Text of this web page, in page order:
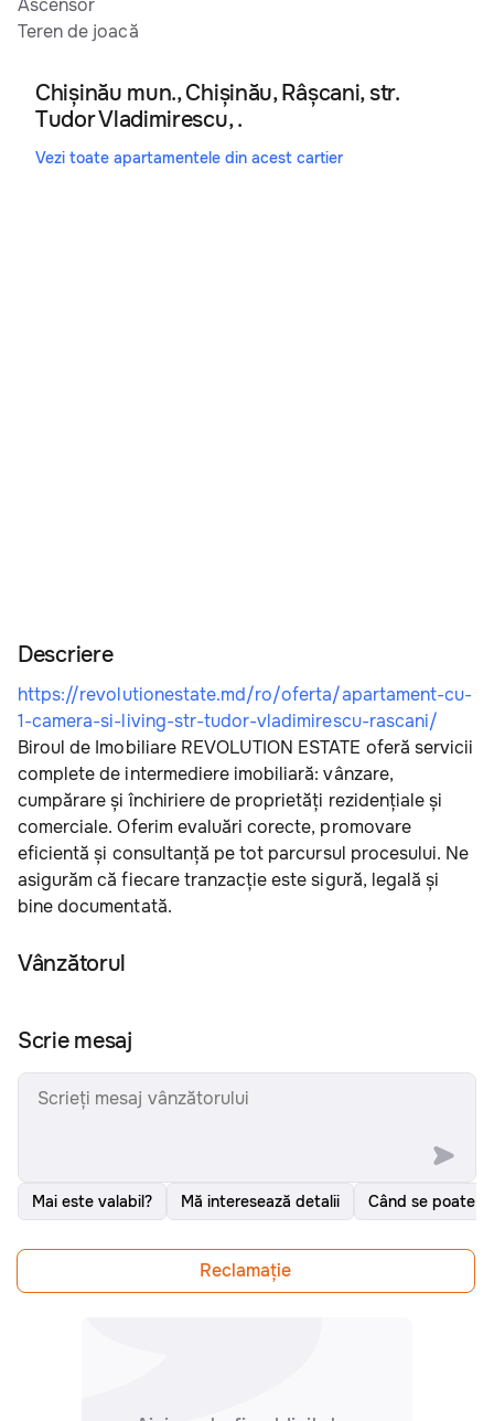
Descriere
https://revolutionestate.md/ro/oferta/apartament-cu-
1-camera-si-living-str-tudor-vladimirescu-rascani/
Biroul de Imobiliare REVOLUTION ESTATE oferă servicii
complete de intermediere imobiliară: vânzare,
cumpărare și închiriere de proprietăți rezidențiale și
comerciale. Oferim evaluări corecte, promovare
eficientă și consultanță pe tot parcursul procesului. Ne
asigurăm că fiecare tranzacție este sigură, legală și
bine documentată.
Ascensor
Teren de joacă
Chișinău mun., Chișinău, Râșcani, str.
Tudor Vladimirescu, .
Vezi toate apartamentele din acest cartier
Vânzătorul
Scrie mesaj
Mai este valabil? Mă interesează detalii Când se poate
Reclamațiе